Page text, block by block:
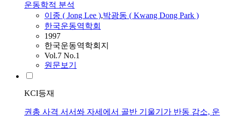
운동학적 분석
이종 ( Jong Lee ),박광동 ( Kwang Dong Park )
한국운동역학회
1997
한국운동역학회지
Vol.7 No.1
원문보기
KCI등재
권총 사격 서서쏴 자세에서 골반 기울기가 반동 감소, 운